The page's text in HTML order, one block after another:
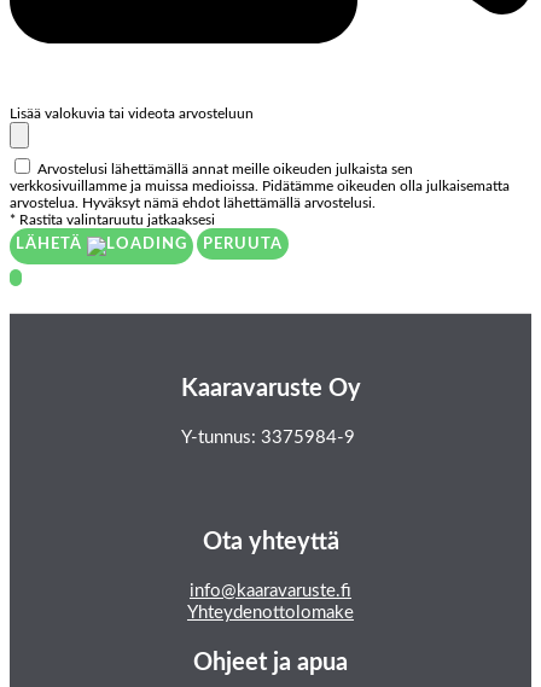
Lisää valokuvia tai videota arvosteluun
Arvostelusi lähettämällä annat meille oikeuden julkaista sen
verkkosivuillamme ja muissa medioissa. Pidätämme oikeuden olla julkaisematta
arvostelua. Hyväksyt nämä ehdot lähettämällä arvostelusi.
* Rastita valintaruutu jatkaaksesi
LÄHETÄ
PERUUTA
Kaaravaruste Oy
Y-tunnus: 3375984-9
Ota yhteyttä
info@kaaravaruste.fi
Yhteydenottolomake
Ohjeet ja apua